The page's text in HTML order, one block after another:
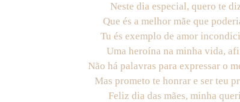
Neste dia especial, quero te
Que és a melhor mãe que
Tu és exemplo de amor
Uma heroína na minha vida,
Não há palavras para expressar o
Mas prometo te honrar e ser teu
Feliz dia das mães, minha